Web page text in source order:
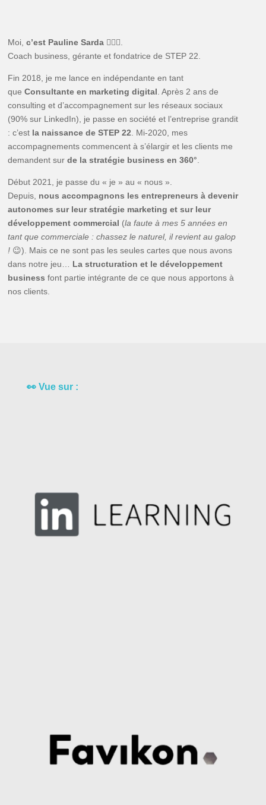
Moi, c’est Pauline Sarda🙋🏻‍♀️.
Coach business, gérante et fondatrice de STEP 22.
Fin 2018, je me lance en indépendante en tant
que Consultante en marketing digital. Après 2 ans de
consulting et d’accompagnement sur les réseaux sociaux
(90% sur LinkedIn), je passe en société et l’entreprise grandit
: c’est la naissance de STEP 22. Mi-2020, mes
accompagnements commencent à s’élargir et les clients me
demandent sur de la stratégie business en 360°.
Début 2021, je passe du « je » au « nous ».
Depuis, nous accompagnons les entrepreneurs à devenir
autonomes sur leur stratégie marketing et sur leur
développement commercial (la faute à mes 5 années en
tant que commerciale : chassez le naturel, il revient au galop
!😉). Mais ce ne sont pas les seules cartes que nous avons
dans notre jeu… La structuration et le développement
business font partie intégrante de ce que nous apportons à
nos clients.
👀 Vue sur :